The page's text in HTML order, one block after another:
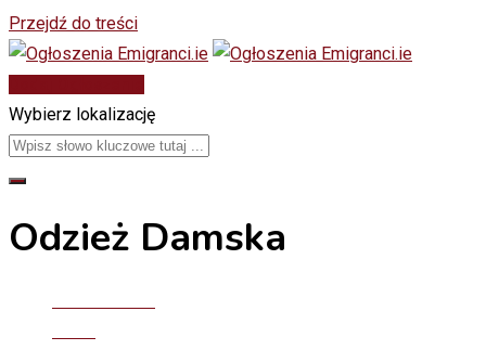
Przejdź do treści
Wybierz lokalizację
Odzież Damska